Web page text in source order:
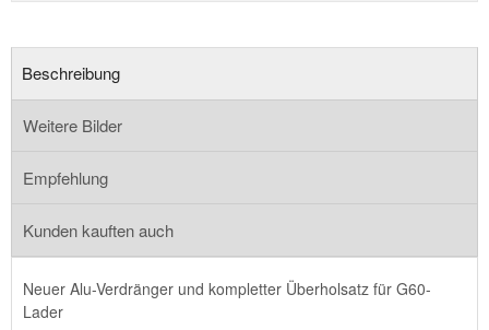
Beschreibung
Weitere Bilder
Empfehlung
Kunden kauften auch
Neuer Alu-Verdränger und kompletter Überholsatz für G60-
Lader